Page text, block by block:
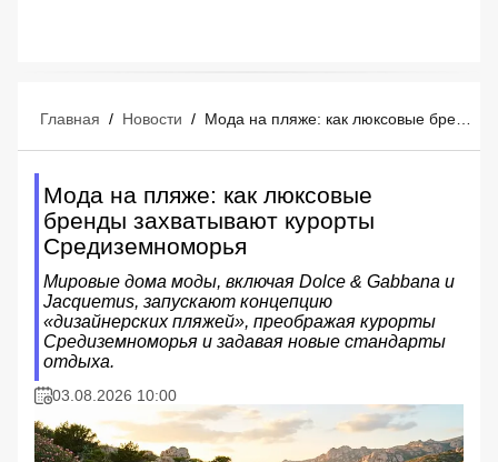
Главная / Новости /
Мода на пляже: как люксовые
бренды захватывают курорты
Средиземноморья
Мировые дома моды, включая Dolce & Gabbana и
Jacquemus, запускают концепцию
«дизайнерских пляжей», преображая курорты
Средиземноморья и задавая новые стандарты
отдыха.
03.08.2026 10:00